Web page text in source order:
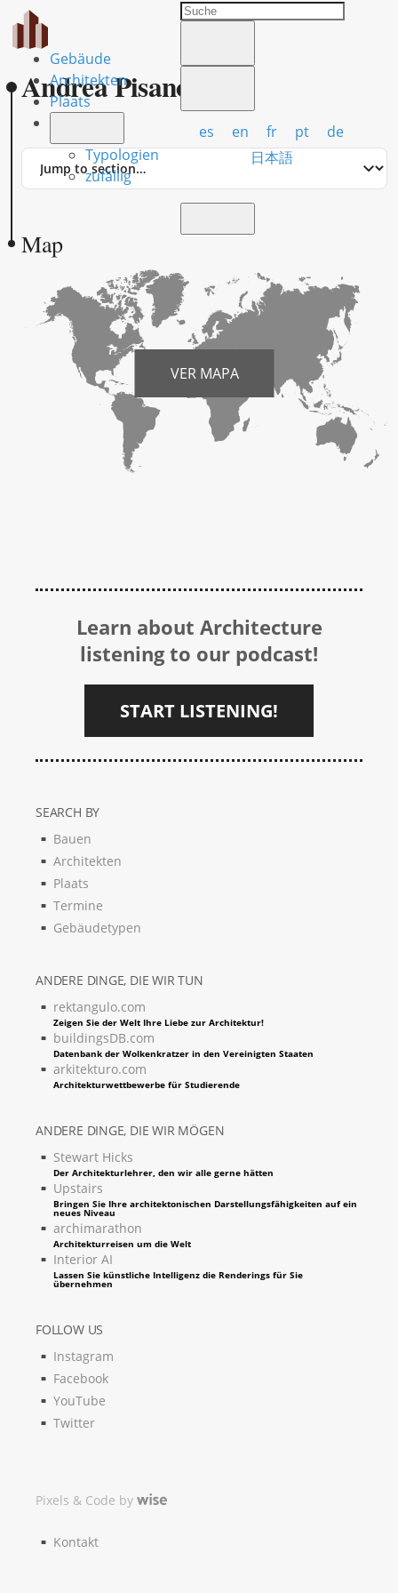
Gebäude
Architekten
Plaats
Typologien
zufällig
es en fr pt
de
日本語
Andrea Pisano
Jump
Map
VER MAPA
Learn about Architecture
listening to our podcast!
START LISTENING!
SEARCH BY
Bauen
Architekten
Plaats
Termine
Gebäudetypen
ANDERE DINGE, DIE WIR TUN
rektangulo.com
Zeigen Sie der Welt Ihre Liebe zur Architektur!
buildingsDB.com
Datenbank der Wolkenkratzer in den Vereinigten Staaten
arkitekturo.com
Architekturwettbewerbe für Studierende
ANDERE DINGE, DIE WIR MÖGEN
Stewart Hicks
Der Architekturlehrer, den wir alle gerne hätten
Upstairs
Bringen Sie Ihre architektonischen Darstellungsfähigkeiten auf ein
neues Niveau
archimarathon
Architekturreisen um die Welt
Interior AI
Lassen Sie künstliche Intelligenz die Renderings für Sie
übernehmen
FOLLOW US
Instagram
Facebook
YouTube
Twitter
Pixels & Code by
Kontakt